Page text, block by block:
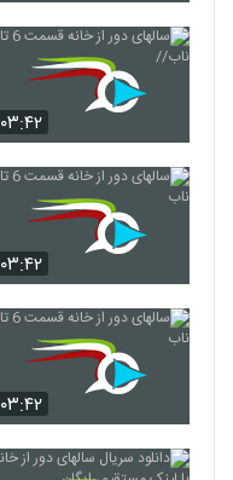
۰۳:۴۲
۰۳:۴۲
۰۳:۴۲